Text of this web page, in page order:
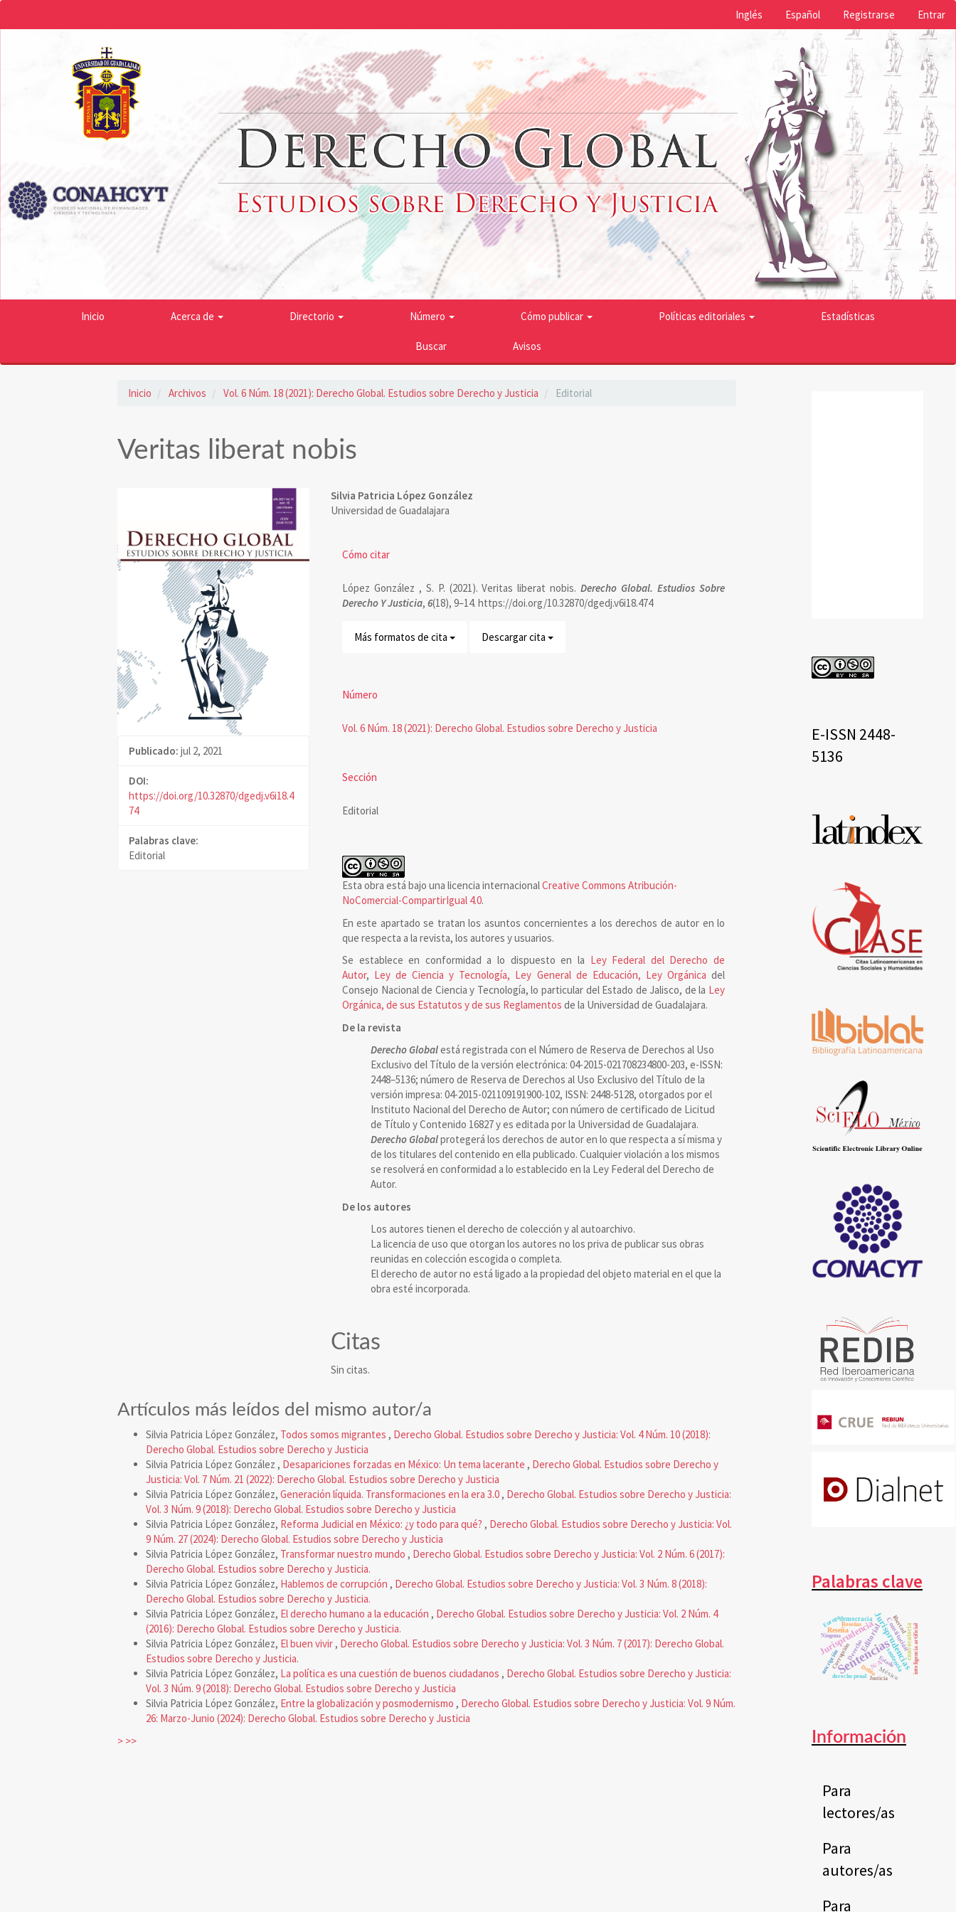
Inglés Español Registrarse Entrar
Inicio Acerca de Directorio Número Cómo publicar Políticas editoriales Estadísticas
Buscar Avisos
Inicio Archivos Vol. 6 Núm. 18 (2021): Derecho Global. Estudios sobre Derecho y Justicia Editorial
Veritas liberat nobis
del
artículo
Publicado: jul 2, 2021
DOI:
https://doi.org/10.32870/dgedj.v6i18.4
74
Palabras clave:
Editorial
Contenido
del
Silvia Patricia López González
Universidad de Guadalajara
Detalles
artículo
Cómo citar
López González , S. P. (2021). Veritas liberat nobis.Derecho Global. Estudios Sobre
Derecho Y Justicia, 6(18), 9–14. https://doi.org/10.32870/dgedj.v6i18.474
Más formatos de cita Descargar cita
Número
Vol. 6 Núm. 18 (2021): Derecho Global. Estudios sobre Derecho y Justicia
Sección
Editorial
Esta obra está bajo una licencia internacionalCreative Commons Atribución-
NoComercial-CompartirIgual 4.0.
En este apartado se tratan los asuntos concernientes a los derechos de autor en lo
que respecta a la revista, los autores y usuarios.
Se establece en conformidad a lo dispuesto en la Ley Federal del Derecho de
Autor, Ley de Ciencia y Tecnología, Ley General de Educación, Ley Orgánica del
Consejo Nacional de Ciencia y Tecnología, lo particular del Estado de Jalisco, de la Ley
Orgánica, de sus Estatutos y de sus Reglamentos de la Universidad de Guadalajara.
De la revista
Derecho Globalestá registrada con el Número de Reserva de Derechos al Uso
Exclusivo del Título de la versión electrónica: 04-2015-021708234800-203, e-ISSN:
2448–5136; número de Reserva de Derechos al Uso Exclusivo del Título de la
versión impresa: 04-2015-021109191900-102, ISSN: 2448-5128, otorgados por el
Instituto Nacional del Derecho de Autor; con número de certificado de Licitud
de Título y Contenido 16827 y es editada por la Universidad de Guadalajara.
Derecho Globalprotegerá los derechos de autor en lo que respecta a sí misma y
de los titulares del contenido en ella publicado. Cualquier violación a los mismos
se resolverá en conformidad a lo establecido en la Ley Federal del Derecho de
Autor.
De los autores
Los autores tienen el derecho de colección y al autoarchivo.
La licencia de uso que otorgan los autores no los priva de publicar sus obras
reunidas en colección escogida o completa.
El derecho de autor no está ligado a la propiedad del objeto material en el que la
obra esté incorporada.
Citas
Sin citas.
Artículos más leídos del mismo autor/a
Silvia Patricia López González, Todos somos migrantes , Derecho Global. Estudios sobre Derecho y Justicia: Vol. 4 Núm. 10 (2018):
Derecho Global. Estudios sobre Derecho y Justicia
Silvia Patricia López González , Desapariciones forzadas en México: Un tema lacerante , Derecho Global. Estudios sobre Derecho y
Justicia: Vol. 7 Núm. 21 (2022): Derecho Global. Estudios sobre Derecho y Justicia
Silvia Patricia López González, Generación líquida. Transformaciones en la era 3.0 , Derecho Global. Estudios sobre Derecho y Justicia:
Vol. 3 Núm. 9 (2018): Derecho Global. Estudios sobre Derecho y Justicia
Silvia Patricia López González, Reforma Judicial en México: ¿y todo para qué? , Derecho Global. Estudios sobre Derecho y Justicia: Vol.
9 Núm. 27 (2024): Derecho Global. Estudios sobre Derecho y Justicia
Silvia Patricia López González, Transformar nuestro mundo , Derecho Global. Estudios sobre Derecho y Justicia: Vol. 2 Núm. 6 (2017):
Derecho Global. Estudios sobre Derecho y Justicia.
Silvia Patricia López González, Hablemos de corrupción , Derecho Global. Estudios sobre Derecho y Justicia: Vol. 3 Núm. 8 (2018):
Derecho Global. Estudios sobre Derecho y Justicia.
Silvia Patricia López González, El derecho humano a la educación , Derecho Global. Estudios sobre Derecho y Justicia: Vol. 2 Núm. 4
(2016): Derecho Global. Estudios sobre Derecho y Justicia.
Silvia Patricia López González, El buen vivir , Derecho Global. Estudios sobre Derecho y Justicia: Vol. 3 Núm. 7 (2017): Derecho Global.
Estudios sobre Derecho y Justicia.
Silvia Patricia López González, La política es una cuestión de buenos ciudadanos , Derecho Global. Estudios sobre Derecho y Justicia:
Vol. 3 Núm. 9 (2018): Derecho Global. Estudios sobre Derecho y Justicia
Silvia Patricia López González, Entre la globalización y posmodernismo , Derecho Global. Estudios sobre Derecho y Justicia: Vol. 9 Núm.
26: Marzo-Junio (2024): Derecho Global. Estudios sobre Derecho y Justicia
> >>
cc
eissn
E-ISSN 2448-
5136
Base
de
Palabras clave
Sentencias
JurisprudenciaJurisprudencias
Editorial
Reseña Constitución
sentencia
N/A
Derecho
democracia
convocatoria
México
Corrupción
derecho penal
suscripción Estado
Reseñas libertad
Europa
Ninguna
Delito
Justicia
inteligencia artificial
Información
Para
lectores/as
Para
autores/as
Para